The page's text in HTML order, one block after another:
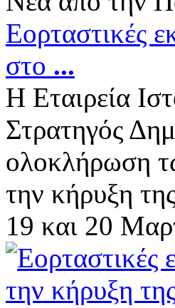
Εορταστικές
στο ...
Η Εταιρεία
Στρατηγός
ολοκλήρωση
την κήρυξη
19 και 20